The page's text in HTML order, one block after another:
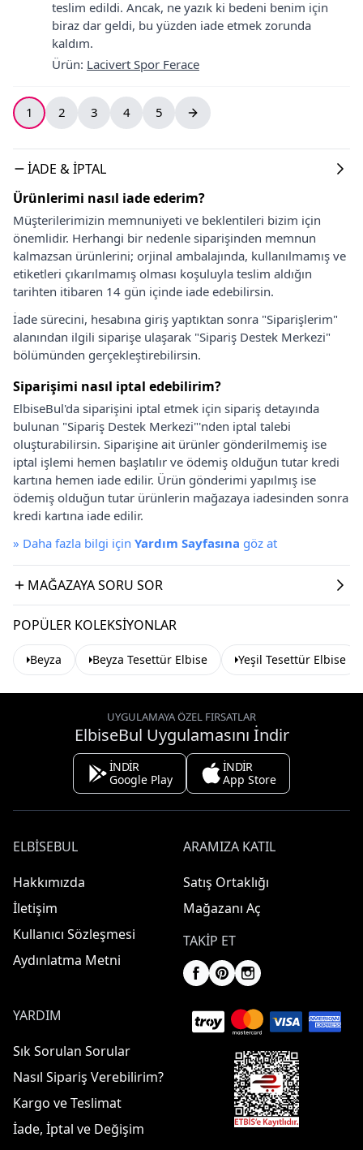
teslim edildi. Ancak, ne yazık ki bedeni benim için
biraz dar geldi, bu yüzden iade etmek zorunda
kaldım.
Ürün: Lacivert Spor Ferace
1 2 3 4 5
İADE & İPTAL
Ürünlerimi nasıl iade ederim?
Müşterilerimizin memnuniyeti ve beklentileri bizim için
önemlidir. Herhangi bir nedenle siparişinden memnun
kalmazsan ürünlerini; orjinal ambalajında, kullanılmamış ve
etiketleri çıkarılmamış olması koşuluyla teslim aldığın
tarihten itibaren 14 gün içinde iade edebilirsin.
İade sürecini, hesabına giriş yaptıktan sonra "Siparişlerim"
alanından ilgili siparişe ulaşarak "Sipariş Destek Merkezi"
bölümünden gerçekleştirebilirsin.
Siparişimi nasıl iptal edebilirim?
ElbiseBul'da siparişini iptal etmek için sipariş detayında
bulunan "Sipariş Destek Merkezi"'nden iptal talebi
oluşturabilirsin. Siparişine ait ürünler gönderilmemiş ise
iptal işlemi hemen başlatılır ve ödemiş olduğun tutar kredi
kartına hemen iade edilir. Ürün gönderimi yapılmış ise
ödemiş olduğun tutar ürünlerin mağazaya iadesinden sonra
kredi kartına iade edilir.
» Daha fazla bilgi için Yardım Sayfasına göz at
MAĞAZAYA SORU SOR
POPÜLER KOLEKSIYONLAR
Beyza Beyza Tesettür Elbise Yeşil Tesettür Elbise
UYGULAMAYA ÖZEL FIRSATLAR
ElbiseBul Uygulamasını İndir
İNDİR
Google Play
İNDİR
App Store
ELBISEBUL
Hakkımızda
İletişim
Kullanıcı Sözleşmesi
Aydınlatma Metni
ARAMIZA KATIL
Satış Ortaklığı
Mağazanı Aç
TAKIP ET
YARDIM
Sık Sorulan Sorular
Nasıl Sipariş Verebilirim?
Kargo ve Teslimat
İade, İptal ve Değişim